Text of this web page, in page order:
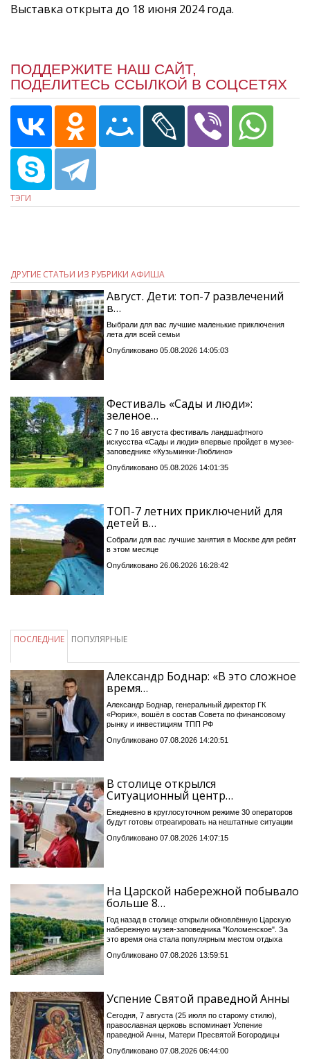
Выставка открыта до 18 июня 2024 года.
ПОДДЕРЖИТЕ НАШ САЙТ,
ПОДЕЛИТЕСЬ ССЫЛКОЙ В СОЦСЕТЯХ
ТЭГИ
ДРУГИЕ СТАТЬИ ИЗ РУБРИКИ АФИША
Август. Дети: топ-7 развлечений
в…
Выбрали для вас лучшие маленькие приключения
лета для всей семьи
Опубликовано 05.08.2026 14:05:03
Фестиваль «Сады и люди»:
зеленое…
С 7 по 16 августа фестиваль ландшафтного
искусства «Сады и люди» впервые пройдет в музее-
заповеднике «Кузьминки-Люблино»
Опубликовано 05.08.2026 14:01:35
ТОП-7 летних приключений для
детей в…
Собрали для вас лучшие занятия в Москве для ребят
в этом месяце
Опубликовано 26.06.2026 16:28:42
ПОСЛЕДНИЕ ПОПУЛЯРНЫЕ
Александр Боднар: «В это сложное
время…
Александр Боднар, генеральный директор ГК
«Рюрик», вошёл в состав Совета по финансовому
рынку и инвестициям ТПП РФ
Опубликовано 07.08.2026 14:20:51
В столице открылся
Ситуационный центр…
Ежедневно в круглосуточном режиме 30 операторов
будут готовы отреагировать на нештатные ситуации
Опубликовано 07.08.2026 14:07:15
На Царской набережной побывало
больше 8…
Год назад в столице открыли обновлённую Царскую
набережную музея-заповедника "Коломенское". За
это время она стала популярным местом отдыха
Опубликовано 07.08.2026 13:59:51
Успение Святой праведной Анны
Сегодня, 7 августа (25 июля по старому стилю),
православная церковь вспоминает Успение
праведной Анны, Матери Пресвятой Богородицы
Опубликовано 07.08.2026 06:44:00